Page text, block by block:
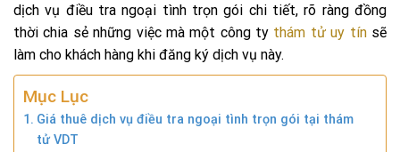
dịch vụ điều tra ngoại tình trọn gói chi tiết, rõ ràng đồng
thời chia sẻ những việc mà một công ty thám tử uy tínsẽ
làm cho khách hàng khi đăng ký dịch vụ này.
Mục Lục
Giá thuê dịch vụ điều tra ngoại tình trọn gói tại thám
tử VDT